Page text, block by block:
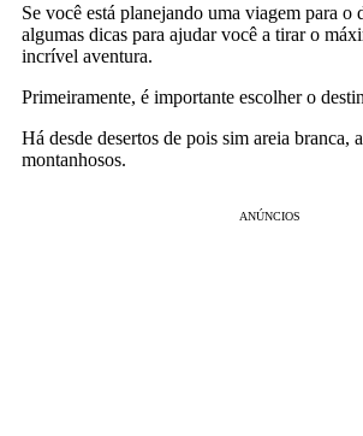
Se você está planejando uma viagem para o
algumas dicas para ajudarvocê a tiraro máx
incrível aventura.
Primeiramente, é importante escolhero dest
Há desde desertos de pois sim areia branca, a
montanhosos.
ANÚNCIOS